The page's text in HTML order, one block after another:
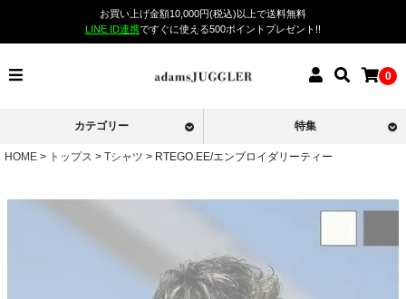
お買い上げ金額10,000円(税込)以上で送料無料
LINE ID連携ですぐに使える500ポイントプレゼント!!
0
カテゴリー 特集
HOME トップス Tシャツ RTEGO.EE/エンブロイダリーティー